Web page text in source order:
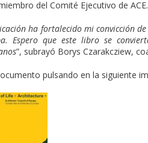
del Comité Ejecutivo de ACE.
ha fortalecido mi convicción
Espero que este libro se
”, subrayó Borys Czarakcziew,
pulsando en la siguiente